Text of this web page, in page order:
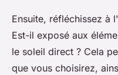
Ensuite, réfléchissez à
Est-il exposé aux
le soleil direct ? Cela
que vous choisirez,